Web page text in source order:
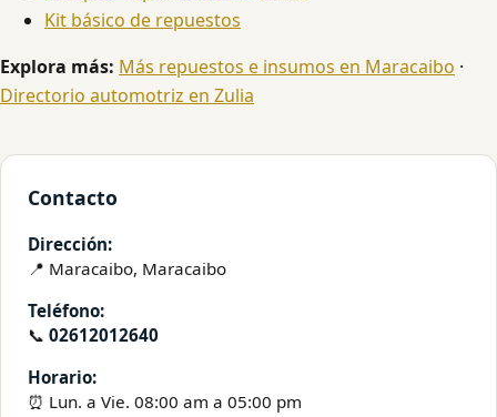
Kit básico de repuestos
Explora más: Más repuestos e insumos en Maracaibo ·
Directorio automotriz en Zulia
Contacto
Dirección:
📍 Maracaibo, Maracaibo
Teléfono:
📞 02612012640
Horario:
⏰ Lun. a Vie. 08:00 am a 05:00 pm